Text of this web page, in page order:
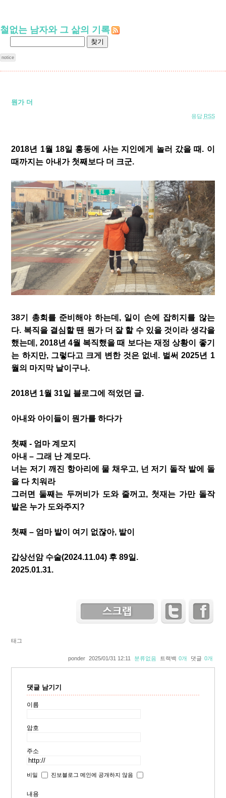
철없는 남자와 그 삶의 기록
notice
뭔가 더
응답 RSS
2018년 1월 18일 홍동에 사는 지인에게 놀러 갔을 때. 이
때까지는 아내가 첫째보다 더 크군.
38기 총회를 준비해야 하는데, 일이 손에 잡히지를 않는
다. 복직을 결심할 땐 뭔가 더 잘 할 수 있을 것이라 생각을
했는데, 2018년 4월 복직했을 때 보다는 재정 상황이 좋기
는 하지만, 그렇다고 크게 변한 것은 없네. 벌써 2025년 1
월의 마지막 날이구나.
2018년 1월 31일 블로그에 적었던 글.
아내와 아이들이 뭔가를 하다가
첫째 - 엄마 계모지
아내 – 그래 난 계모다.
너는 저기 깨진 항아리에 물 채우고, 넌 저기 돌작 밭에 돌
을 다 치워라
그러면 둘째는 두꺼비가 도와 줄꺼고, 첫재는 가만 돌작
밭은 누가 도와주지?
첫째 – 엄마 밭이 여기 없잖아, 밭이
갑상선암 수술(2024.11.04) 후 89일.
2025.01.31.
태그
ponder 2025/01/31 12:11 분류없음 트랙백 0개 댓글 0개
댓글 남기기
이름
암호
주소
비밀 진보블로그 메인에 공개하지 않음
내용